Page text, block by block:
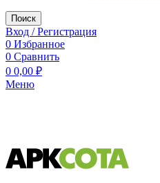
Поиск
Вход / Регистрация
0 Избранное
0 Сравнить
0 0,00 ₽
Меню